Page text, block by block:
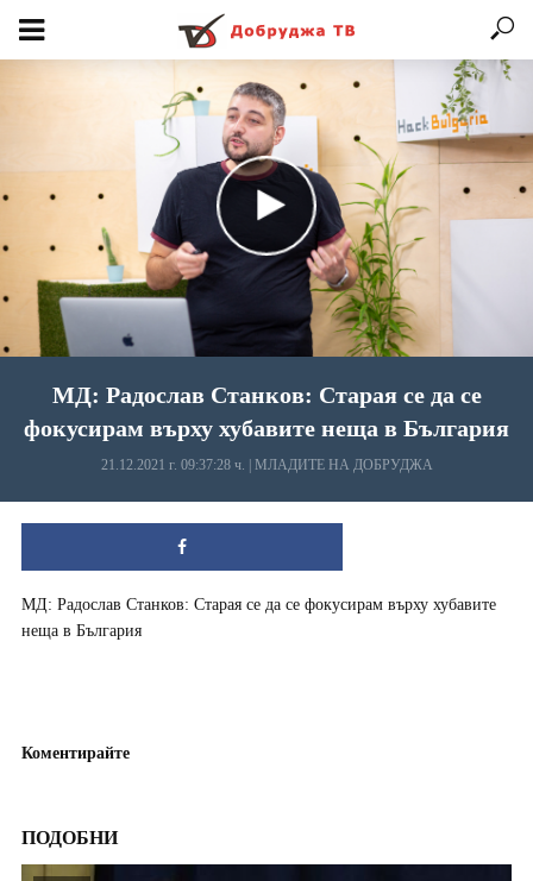
МД: Радослав Станков: Старая се да се
фокусирам върху хубавите неща в България
21.12.2021 г. 09:37:28 ч. МЛАДИТЕ НА ДОБРУДЖА
МД: Радослав Станков: Старая се да се фокусирам върху хубавите
неща в България
Коментирайте
ПОДОБНИ